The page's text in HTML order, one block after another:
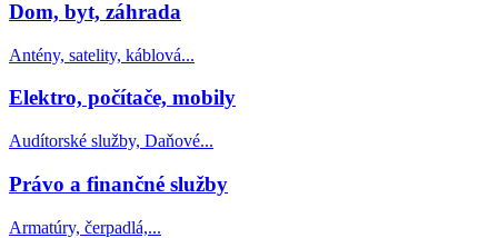
Dom, byt, záhrada
Antény, satelity, káblová...
Elektro, počítače, mobily
Audítorské služby, Daňové...
Právo a finančné služby
Armatúry, čerpadlá,...